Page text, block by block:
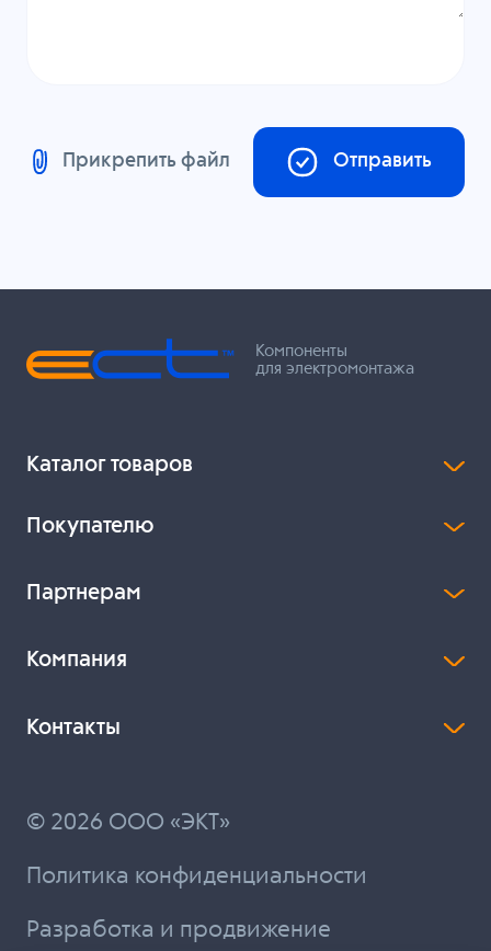
Прикрепить файл Отправить
Компоненты
для электромонтажа
Каталог товаров
Покупателю
Партнерам
Компания
Контакты
© 2026 ООО «ЭКТ»
Политика конфиденциальности
Разработка и продвижение